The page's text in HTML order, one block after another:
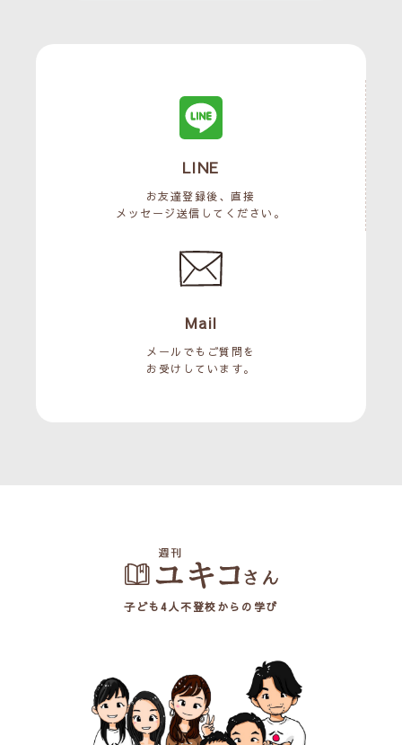
LINE
お友達登録後、直接
メッセージ送信してください。
Mail
メールでもご質問を
お受けしています。
子ども4人不登校からの学び